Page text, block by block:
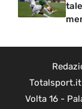
Totalsport.it
Volta 16 -